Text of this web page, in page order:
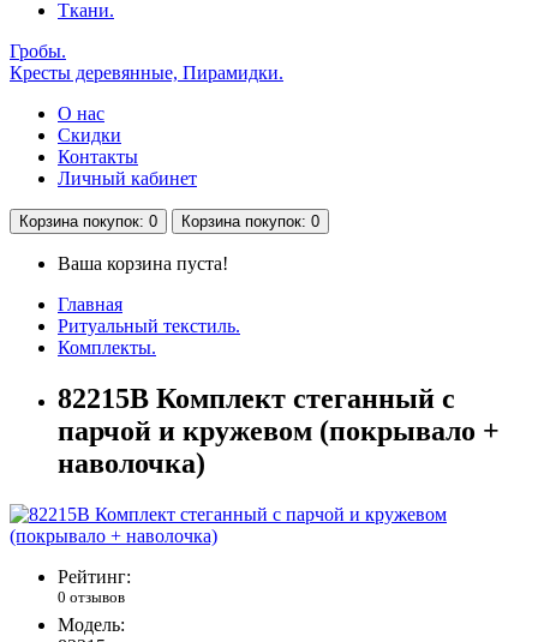
Ткани.
Гробы.
Кресты деревянные, Пирамидки.
О нас
Скидки
Контакты
Личный кабинет
Корзинапокупок: 0 Корзинапокупок: 0
Ваша корзина пуста!
Главная
Ритуальный текстиль.
Комплекты.
82215В Комплект стеганный с
парчой и кружевом (покрывало +
наволочка)
Рейтинг:
0 отзывов
Модель: